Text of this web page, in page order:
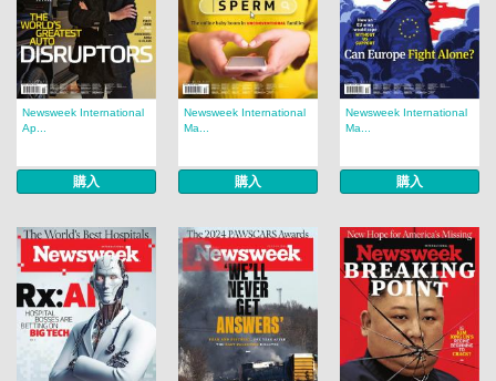
Newsweek International
Ap...
購入
Newsweek International
Ma...
購入
Newsweek International
Ma...
購入